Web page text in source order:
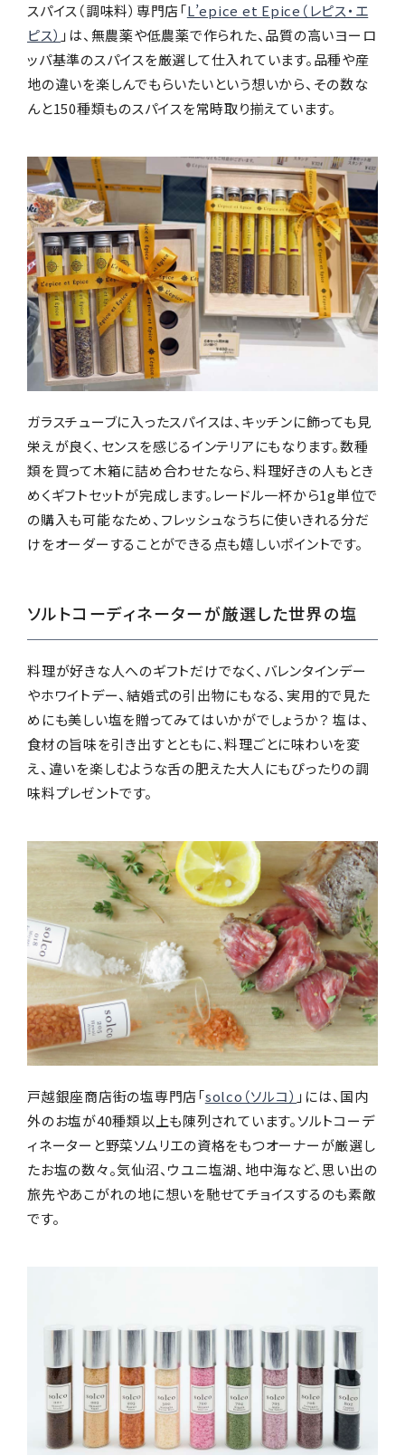
スパイス（調味料）専門店「L’epice et Epice（レピス・エ
ピス） 」は、無農薬や低農薬で作られた、品質の高いヨーロ
ッパ基準のスパイスを厳選して仕入れています。品種や産
地の違いを楽しんでもらいたいという想いから、その数な
んと150種類ものスパイスを常時取り揃えています。
ガラスチューブに入ったスパイスは、キッチンに飾っても見
栄えが良く、センスを感じるインテリアにもなります。数種
類を買って木箱に詰め合わせたなら、料理好きの人もとき
めくギフトセットが完成します。レードル一杯から1g単位で
の購入も可能なため、フレッシュなうちに使いきれる分だ
けをオーダーすることができる点も嬉しいポイントです。
ソルトコーディネーターが厳選した世界の塩
料理が好きな人へのギフトだけでなく、バレンタインデー
やホワイトデー、結婚式の引出物にもなる、実用的で見た
めにも美しい塩を贈ってみてはいかがでしょうか？ 塩は、
食材の旨味を引き出すとともに、料理ごとに味わいを変
え、違いを楽しむような舌の肥えた大人にもぴったりの調
味料プレゼントです。
戸越銀座商店街の塩専門店「solco（ソルコ） 」には、国内
外のお塩が40種類以上も陳列されています。ソルトコーデ
ィネーターと野菜ソムリエの資格をもつオーナーが厳選し
たお塩の数々。気仙沼、ウユニ塩湖、地中海など、思い出の
旅先やあこがれの地に想いを馳せてチョイスするのも素敵
です。